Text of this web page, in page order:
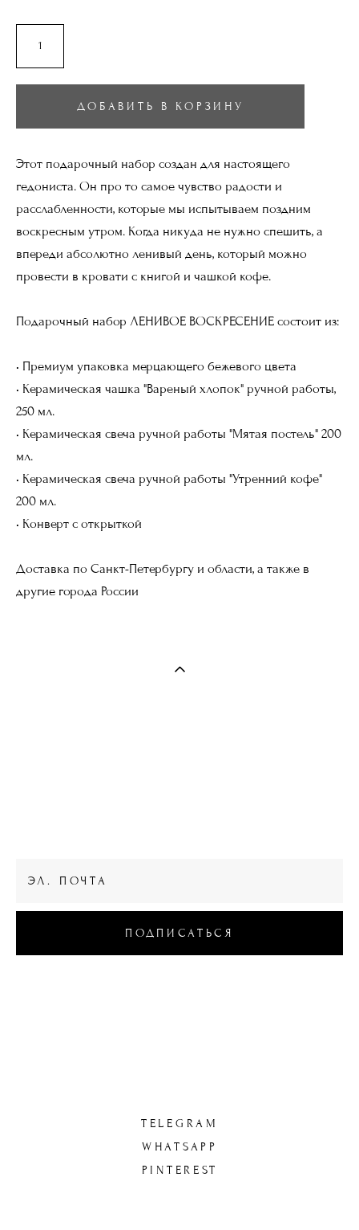
ДОБАВИТЬ В КОРЗИНУ
Этот подарочный набор создан для настоящего
гедониста. Он про то самое чувство радости и
расслабленности, которые мы испытываем поздним
воскресным утром. Когда никуда не нужно спешить, а
впереди абсолютно ленивый день, который можно
провести в кровати с книгой и чашкой кофе.
Подарочный набор ЛЕНИВОЕ ВОСКРЕСЕНИЕ состоит из:
• Премиум упаковка мерцающего бежевого цвета
• Керамическая чашка "Вареный хлопок" ручной работы,
250 мл.
• Керамическая свеча ручной работы "Мятая постель" 200
мл.
• Керамическая свеча ручной работы "Утренний кофе"
200 мл.
• Конверт с открыткой
Доставка по Санкт-Петербургу и области, а также в
другие города России
ПОДПИСАТЬСЯ
TELEGRAM
WHATSAPP
PINTEREST